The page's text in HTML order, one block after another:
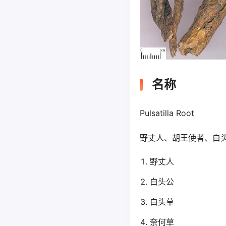
名称
Pulsatilla Root
野丈人、胡王使者、白
野丈人
白头公
白头草
奈何草